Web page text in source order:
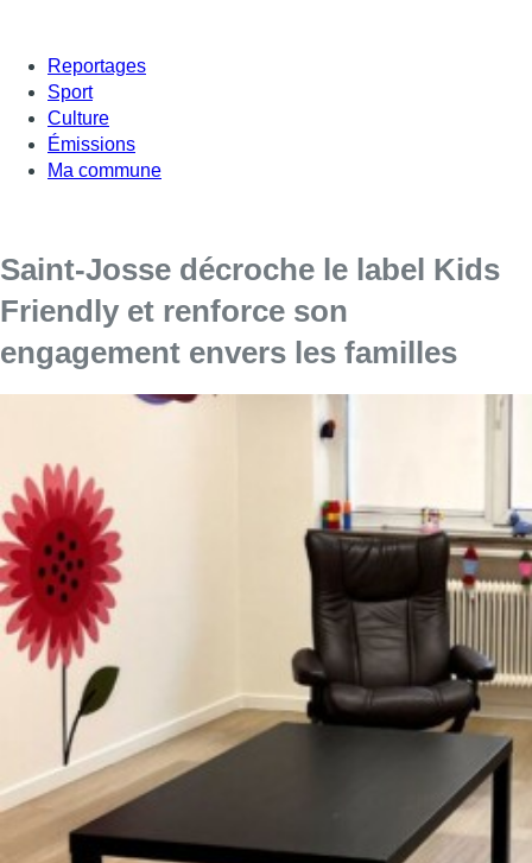
Reportages
Sport
Culture
Émissions
Ma commune
Saint-Josse décroche le label Kids
Friendly et renforce son
engagement envers les familles